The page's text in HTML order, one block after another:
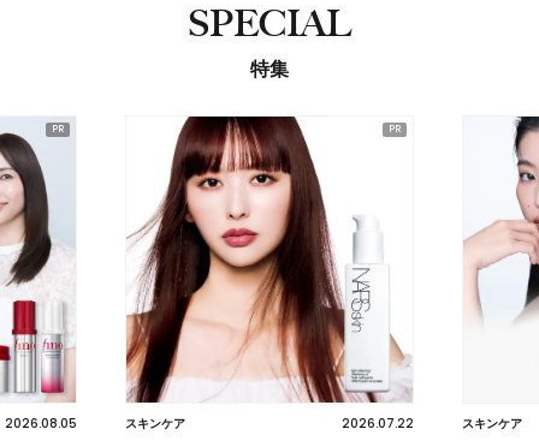
SPECIAL
特集
2026.08.05 スキンケア 2026.07.22 スキンケア